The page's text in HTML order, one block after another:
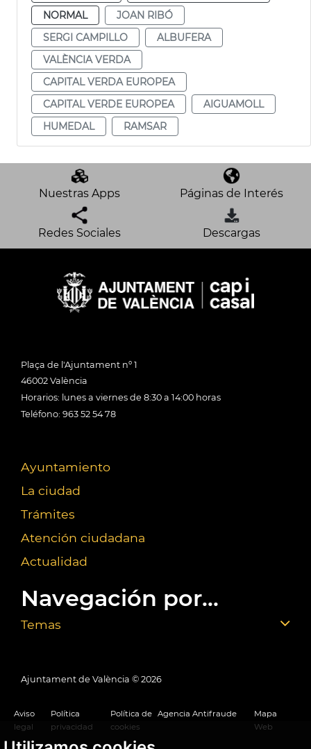
NORMAL
JOAN RIBÓ
SERGI CAMPILLO
ALBUFERA
VALÈNCIA VERDA
CAPITAL VERDA EUROPEA
CAPITAL VERDE EUROPEA
AIGUAMOLL
HUMEDAL
RAMSAR
Nuestras Apps Páginas de Interés
Redes Sociales Descargas
Plaça de l'Ajuntament nº 1
46002 València
Horarios: lunes a viernes de 8:30 a 14:00 horas
Teléfono: 963 52 54 78
Ayuntamiento
La ciudad
Trámites
Atención ciudadana
Actualidad
Navegación por...
Temas
Ajuntament de València © 2026
Aviso
legal
Política
privacidad
Política de
cookies
Agencia Antifraude
Mapa
Web